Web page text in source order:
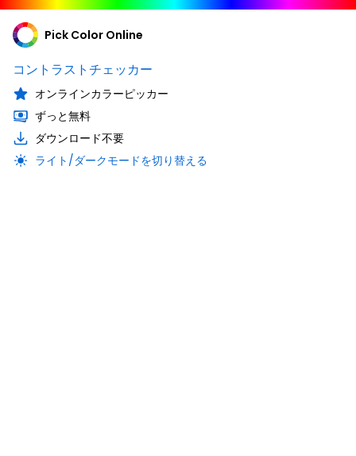
Pick Color Online
コントラストチェッカー
オンラインカラーピッカー
ずっと無料
ダウンロード不要
ライト/ダークモードを切り替える